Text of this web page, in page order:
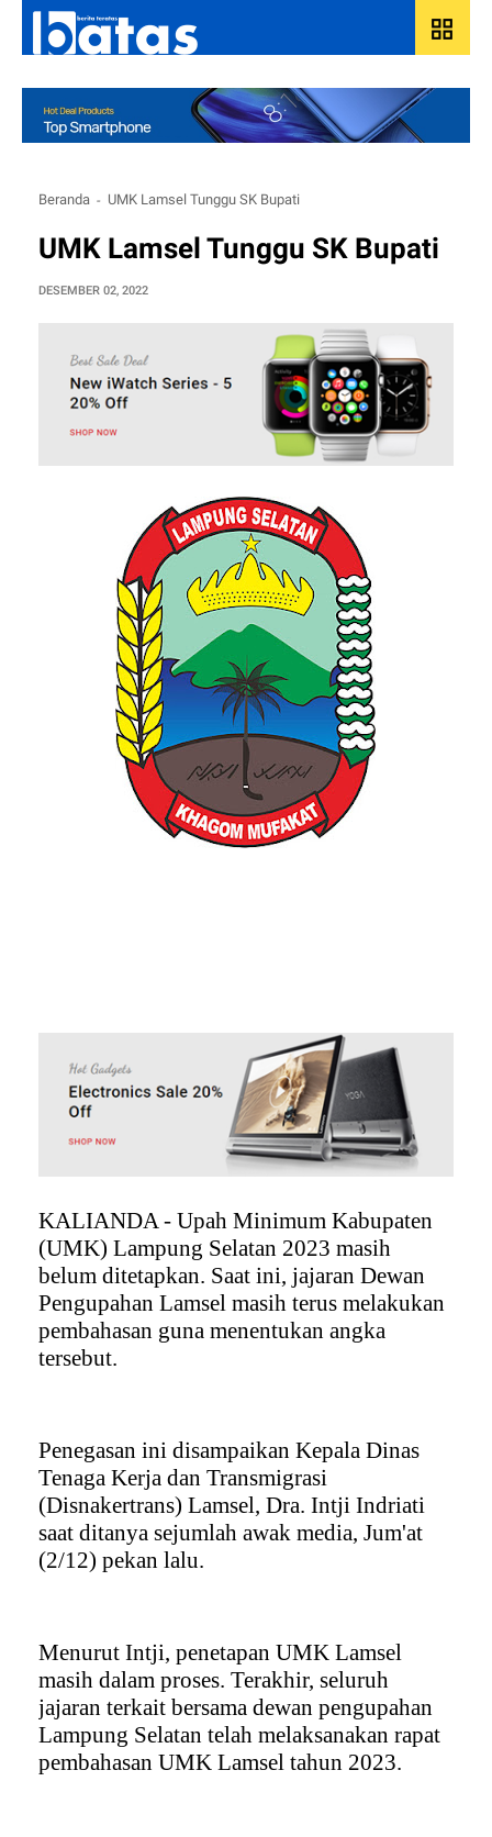
grid_view
Beranda UMK Lamsel Tunggu SK Bupati
UMK Lamsel Tunggu SK Bupati
DESEMBER 02, 2022
KALIANDA - Upah Minimum Kabupaten
(UMK) Lampung Selatan 2023 masih
belum ditetapkan. Saat ini, jajaran Dewan
Pengupahan Lamsel masih terus melakukan
pembahasan guna menentukan angka
tersebut.
Penegasan ini disampaikan Kepala Dinas
Tenaga Kerja dan Transmigrasi
(Disnakertrans) Lamsel, Dra. Intji Indriati
saat ditanya sejumlah awak media, Jum'at
(2/12) pekan lalu.
Menurut Intji, penetapan UMK Lamsel
masih dalam proses. Terakhir, seluruh
jajaran terkait bersama dewan pengupahan
Lampung Selatan telah melaksanakan rapat
pembahasan UMK Lamsel tahun 2023.